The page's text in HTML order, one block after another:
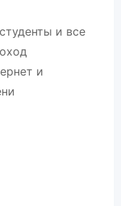
и все
и